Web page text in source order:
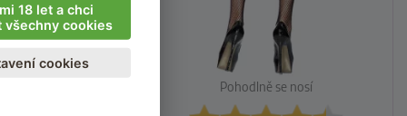
Pohodlně se nosí
18 let a chci
všechny cookies
cookies